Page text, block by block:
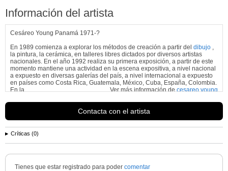
Información del artista
Cesáreo Young Panamá 1971-?
En 1989 comienza a explorar los métodos de creación a partir del dibujo
la pintura, la cerámica, en talleres libres dictados por diversos artistas
nacionales. En el año 1992 realiza su primera exposición, a partir de este
momento mantiene una actividad en la escena expositiva, a nivel nacional
a expuesto en diversas galerías del país, a nivel internacional a expuesto
en países como Costa Rica, Guatemala, México, Cuba, España, Colombia.
En la
Ver más información de cesareo young
Contacta con el artista
Críticas (0)
Tienes que estar registrado para poder comentar